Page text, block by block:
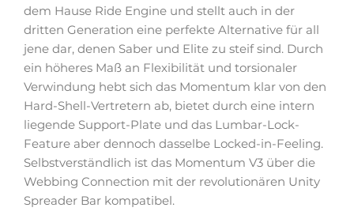
dem Hause Ride Engine und stellt auch in der
dritten Generation eine perfekte Alternative für all
jene dar, denen Saber und Elite zu steif sind. Durch
ein höheres Maß an Flexibilität und torsionaler
Verwindung hebt sich das Momentum klar von den
Hard-Shell-Vertretern ab, bietet durch eine intern
liegende Support-Plate und das Lumbar-Lock-
Feature aber dennoch dasselbe Locked-in-Feeling.
Selbstverständlich ist das Momentum V3 über die
Webbing Connection mit der revolutionären Unity
Spreader Bar kompatibel.